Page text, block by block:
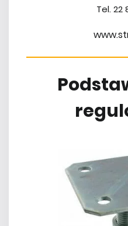
Tel. 22